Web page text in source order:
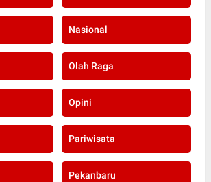
Nasional
Olah Raga
Opini
Pariwisata
Pekanbaru